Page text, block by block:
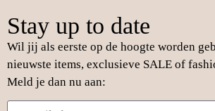
Stay up to date
Wil jij als eerste op de hoogte worden
nieuwste items, exclusieve SALE of
Meld je dan nu aan: